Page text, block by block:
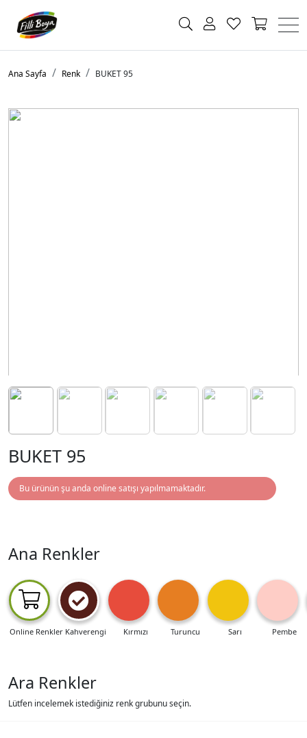
Ana Sayfa Renk BUKET 95
BUKET 95
Bu ürünün şu anda online satışı yapılmamaktadır.
Ana Renkler
Online Renkler Kahverengi Kırmızı Turuncu Sarı Pembe
Ara Renkler
Lütfen incelemek istediğiniz renk grubunu seçin.